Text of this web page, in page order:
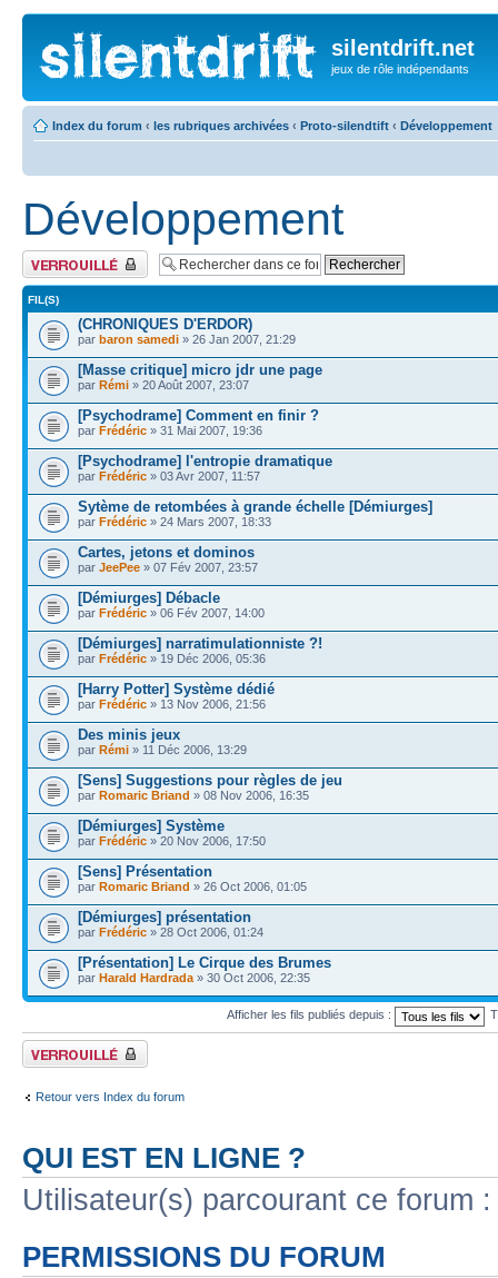
silentdrift.net
jeux de rôle indépendants
Index du forum ‹ les rubriques archivées ‹ Proto-silendtift ‹ Développement
Développement
Forum verrouillé
FIL(S)
(CHRONIQUES D'ERDOR)
par baron samedi » 26 Jan 2007, 21:29
[Masse critique] micro jdr une page
par Rémi » 20 Août 2007, 23:07
[Psychodrame] Comment en finir ?
par Frédéric » 31 Mai 2007, 19:36
[Psychodrame] l'entropie dramatique
par Frédéric » 03 Avr 2007, 11:57
Sytème de retombées à grande échelle [Démiurges]
par Frédéric » 24 Mars 2007, 18:33
Cartes, jetons et dominos
par JeePee » 07 Fév 2007, 23:57
[Démiurges] Débacle
par Frédéric » 06 Fév 2007, 14:00
[Démiurges] narratimulationniste ?!
par Frédéric » 19 Déc 2006, 05:36
[Harry Potter] Système dédié
par Frédéric » 13 Nov 2006, 21:56
Des minis jeux
par Rémi » 11 Déc 2006, 13:29
[Sens] Suggestions pour règles de jeu
par Romaric Briand » 08 Nov 2006, 16:35
[Démiurges] Système
par Frédéric » 20 Nov 2006, 17:50
[Sens] Présentation
par Romaric Briand » 26 Oct 2006, 01:05
[Démiurges] présentation
par Frédéric » 28 Oct 2006, 01:24
[Présentation] Le Cirque des Brumes
par Harald Hardrada » 30 Oct 2006, 22:35
Afficher les fils publiés depuis :
Forum verrouillé
Retour vers Index du forum
QUI EST EN LIGNE ?
Utilisateur(s) parcourant ce forum
PERMISSIONS DU FORUM